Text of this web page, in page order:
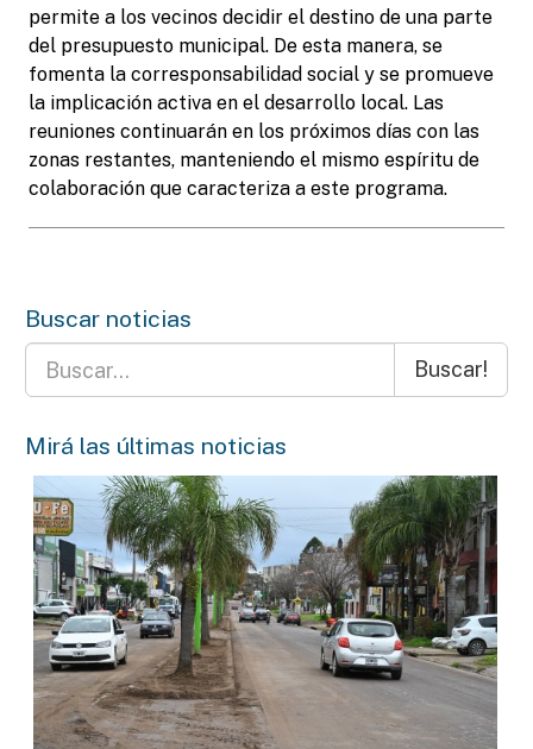
permite a los vecinos decidir el destino de una parte
del presupuesto municipal. De esta manera, se
fomenta la corresponsabilidad social y se promueve
la implicación activa en el desarrollo local. Las
reuniones continuarán en los próximos días con las
zonas restantes, manteniendo el mismo espíritu de
colaboración que caracteriza a este programa.
Buscar noticias
Buscar!
Mirá las últimas noticias